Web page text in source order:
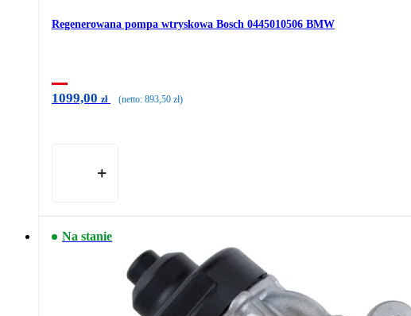
Regenerowana pompa wtryskowa Bosch 0445010506 BMW
1099,00 zł (netto: 893,50 zł)
Na stanie